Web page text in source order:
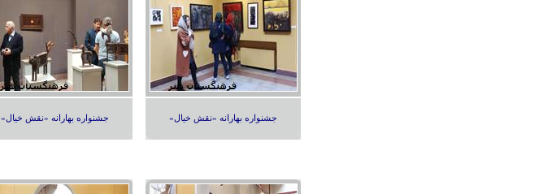
جشنواره بهارانه «نقش خیال» جشنواره بهارانه «نقش خیال»